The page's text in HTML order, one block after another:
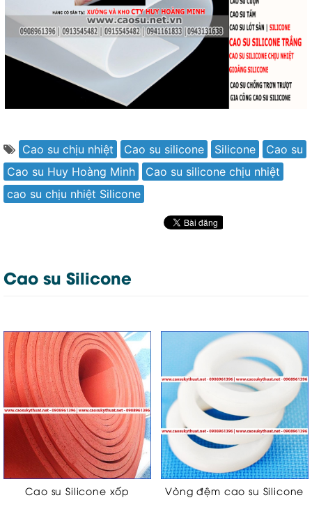
Cao su chịu nhiệt Cao su silicone Silicone
Cao su
Cao su Huy Hoàng Minh
Cao su silicone chịu nhiệt
cao su chịu nhiệt Silicone
Cao su Silicone
Cao su Silicone xốp Vòng đệm cao su Silicone